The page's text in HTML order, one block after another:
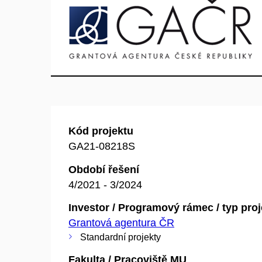
Kód projektu
GA21-08218S
Období řešení
4/2021 - 3/2024
Investor / Programový rámec / typ
Grantová agentura ČR
Standardní projekty
Fakulta / Pracoviště MU